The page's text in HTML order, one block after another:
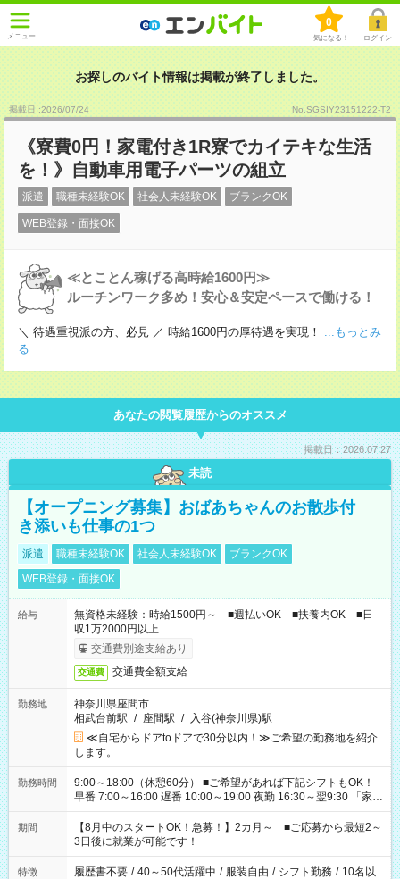
メニュー
0
気になる！ ログイン
お探しのバイト情報は掲載が終了しました。
掲載日 :2026/07/24 No.SGSIY23151222-T2
《寮費0円！家電付き1R寮でカイテキな生活
を！》自動車用電子パーツの組立
派遣 職種未経験OK 社会人未経験OK ブランクOK
WEB登録・面接OK
≪とことん稼げる高時給1600円≫
ルーチンワーク多め！安心＆安定ペースで働ける！
＼ 待遇重視派の方、必見 ／ 時給1600円の厚待遇を実現！
...もっとみ
る
あなたの閲覧履歴からのオススメ
掲載日：2026.07.27
未読
【オープニング募集】おばあちゃんのお散歩付
き添いも仕事の1つ
派遣 職種未経験OK 社会人未経験OK
ブランクOK
WEB登録・面接OK
給与
無資格未経験：時給1500円～ ■週払いOK ■扶養内OK ■日
収1万2000円以上
交通費別途支給あり
交通費 交通費全額支給
勤務地
神奈川県座間市
相武台前駅 / 座間駅 / 入谷(神奈川県)駅
≪自宅からドアtoドアで30分以内！≫ご希望の勤務地を紹介
します。
勤務時間
9:00～18:00（休憩60分） ■ご希望があれば下記シフトもOK！
早番 7:00～16:00 遅番 10:00～19:00 夜勤 16:30～翌9:30 「家族
と休みを合わせたい」 「余裕を持って夕飯の準備がしたい」
「できれば残業はしたくない」 など、ご希望を教えてください
ね。 ※Wワーク希望の方へ 今ご覧のお仕事で希望する勤務時間
と、もう1つのお仕事の勤務時間。 合計で週40時間を超える場
合は応募できません。
期間
【8月中のスタートOK！急募！】2カ月～ ■ご応募から最短2～
3日後に就業が可能です！
特徴 履歴書不要 / 40～50代活躍中 / 服装自由 / シフト勤務 / 10名以